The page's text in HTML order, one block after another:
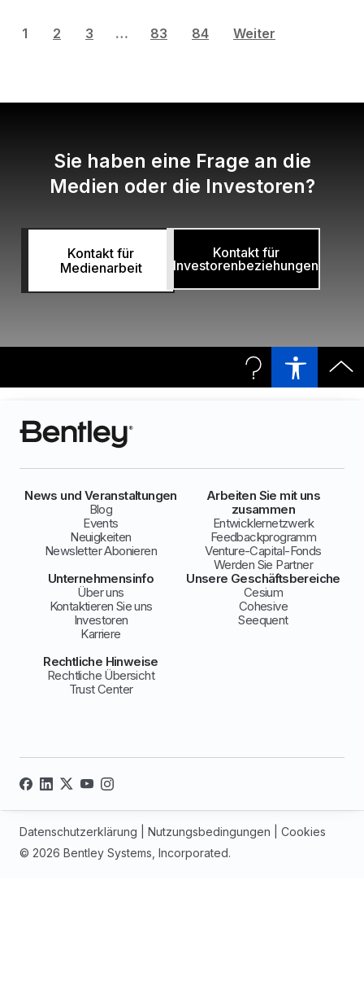
1 2 3 … 83 84 Weiter
Sie haben eine Frage an die
Medien oder die Investoren?
Kontakt für
Medienarbeit
Kontakt für
Investorenbeziehungen
News und Veranstaltungen
Blog
Events
Neuigkeiten
Newsletter Abonieren
Arbeiten Sie mit uns
zusammen
Entwicklernetzwerk
Feedbackprogramm
Venture-Capital-Fonds
Werden Sie Partner
Unternehmensinfo
Über uns
Kontaktieren Sie uns
Investoren
Karriere
Unsere Geschäftsbereiche
Cesium
Cohesive
Seequent
Rechtliche Hinweise
Rechtliche Übersicht
Trust Center
© 2026 Bentley Systems, Incorporated.
Datenschutzerklärung Nutzungsbedingungen Cookies